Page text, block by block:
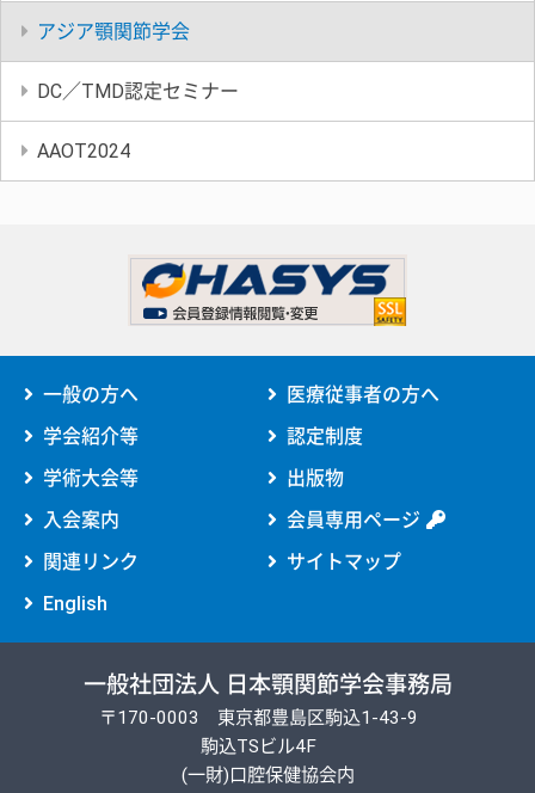
アジア顎関節学会
DC／TMD認定セミナー
AAOT2024
一般の方へ
医療従事者の方へ
学会紹介等
認定制度
学術大会等
出版物
入会案内
会員専用ページ
関連リンク
サイトマップ
English
一般社団法人 日本顎関節学会事務局
〒170-0003 東京都豊島区駒込1-43-9
駒込TSビル4F
(一財)口腔保健協会内